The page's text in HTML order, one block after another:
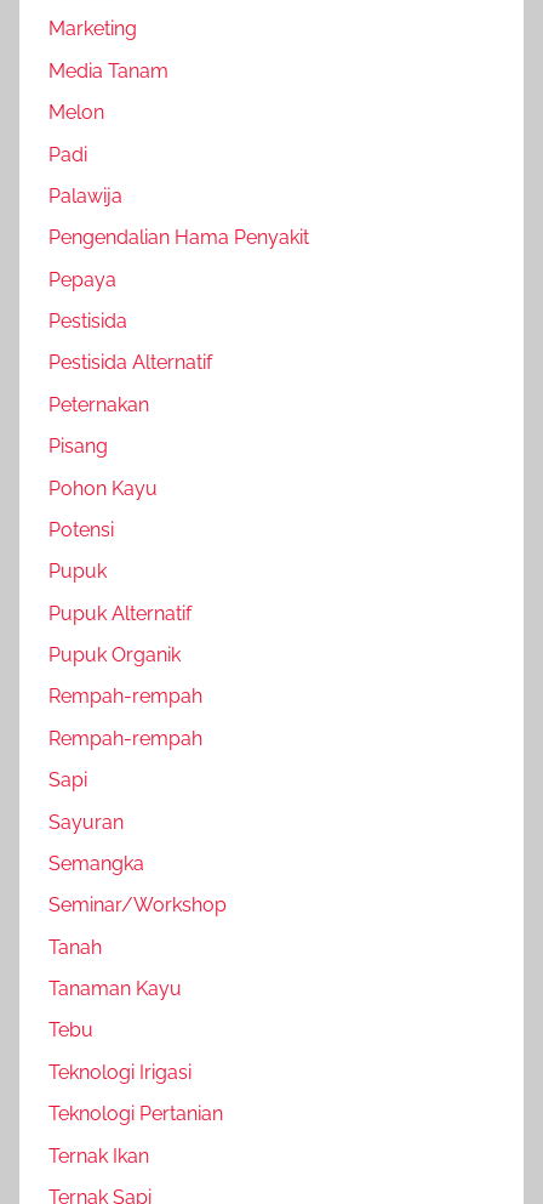
Marketing
Media Tanam
Melon
Padi
Palawija
Pengendalian Hama Penyakit
Pepaya
Pestisida
Pestisida Alternatif
Peternakan
Pisang
Pohon Kayu
Potensi
Pupuk
Pupuk Alternatif
Pupuk Organik
Rempah-rempah
Rempah-rempah
Sapi
Sayuran
Semangka
Seminar/Workshop
Tanah
Tanaman Kayu
Tebu
Teknologi Irigasi
Teknologi Pertanian
Ternak Ikan
Ternak Sapi